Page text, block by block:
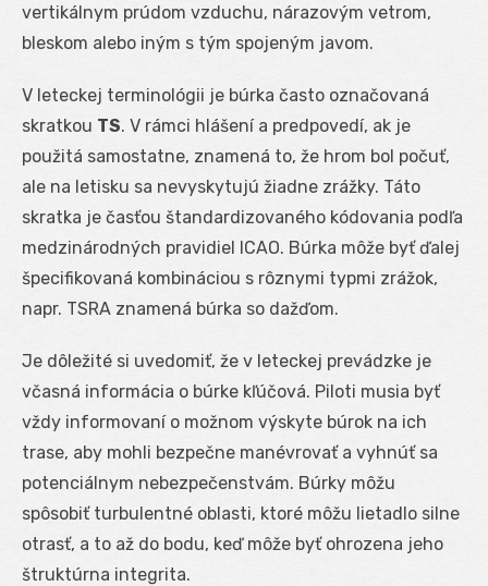
vertikálnym prúdom vzduchu, nárazovým vetrom,
bleskom alebo iným s tým spojeným javom.
V leteckej terminológii je búrka často označovaná
skratkou TS. V rámci hlášení a predpovedí, ak je
použitá samostatne, znamená to, že hrom bol počuť,
ale na letisku sa nevyskytujú žiadne zrážky. Táto
skratka je časťou štandardizovaného kódovania podľa
medzinárodných pravidiel ICAO. Búrka môže byť ďalej
špecifikovaná kombináciou s rôznymi typmi zrážok,
napr. TSRA znamená búrka so dažďom.
Je dôležité si uvedomiť, že v leteckej prevádzke je
včasná informácia o búrke kľúčová. Piloti musia byť
vždy informovaní o možnom výskyte búrok na ich
trase, aby mohli bezpečne manévrovať a vyhnúť sa
potenciálnym nebezpečenstvám. Búrky môžu
spôsobiť turbulentné oblasti, ktoré môžu lietadlo silne
otrasť, a to až do bodu, keď môže byť ohrozena jeho
štruktúrna integrita.